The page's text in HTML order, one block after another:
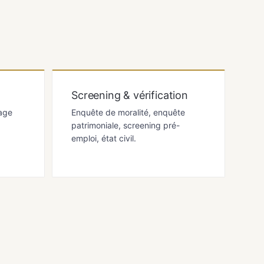
Screening & vérification
Enquête de moralité, enquête
patrimoniale, screening pré-
emploi, état civil.